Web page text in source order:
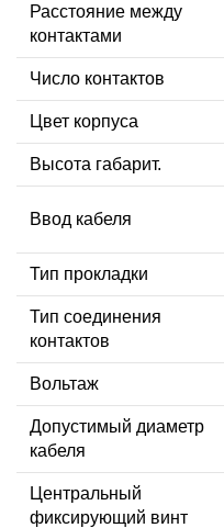
Расстояние между
контактами
Число контактов
Цвет корпуса
Высота габарит.
Ввод кабеля
Тип прокладки
Тип соединения
контактов
Вольтаж
Допустимый диаметр
кабеля
Центральный
фиксирующий винт